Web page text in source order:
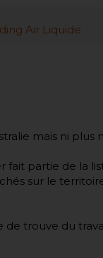
mais ni plus
partie de la
sur le
de trouve du